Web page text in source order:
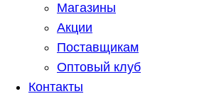
Магазины
Акции
Поставщикам
Оптовый клуб
Контакты